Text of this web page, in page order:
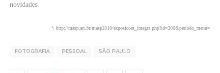
novidades.
¹: http://masp.art.br/masp2010/exposicoes_integra.php?id=200&periodo_menu=
FOTOGRAFIA PESSOAL SÃO PAULO